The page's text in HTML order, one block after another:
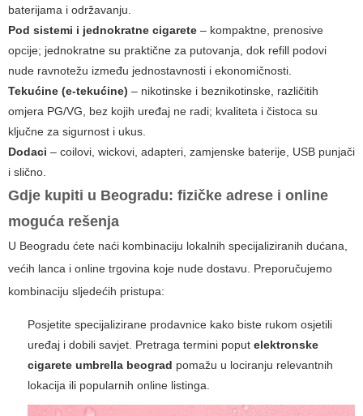
baterijama i održavanju.
Pod sistemi i jednokratne cigarete – kompaktne, prenosive
opcije; jednokratne su praktične za putovanja, dok refill podovi
nude ravnotežu između jednostavnosti i ekonomičnosti.
Tekućine (e-tekućine) – nikotinske i beznikotinske, različitih
omjera PG/VG, bez kojih uređaj ne radi; kvaliteta i čistoca su
ključne za sigurnost i ukus.
Dodaci – coilovi, wickovi, adapteri, zamjenske baterije, USB punjači
i slično.
Gdje kupiti u Beogradu: fizičke adrese i online
moguća rešenja
U Beogradu ćete naći kombinaciju lokalnih specijaliziranih dućana,
većih lanca i online trgovina koje nude dostavu. Preporučujemo
kombinaciju sljedećih pristupa:
Posjetite specijalizirane prodavnice kako biste rukom osjetili
uređaj i dobili savjet. Pretraga termini poput elektronske
cigarete umbrella beograd pomažu u lociranju relevantnih
lokacija ili popularnih online listinga.